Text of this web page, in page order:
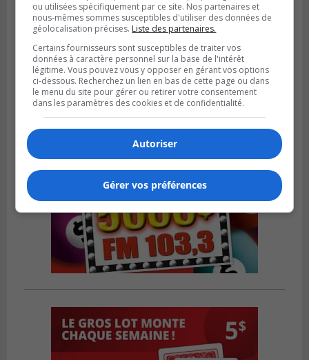
LA PRAIRIE
Publié le 5 août 2026 à 11h59
La Prairie loue des espaces de glace
jusqu’en avril 2027
ou utilisées spécifiquement par ce site. Nos partenaires et
nous-mêmes sommes susceptibles d'utiliser des données de
géolocalisation précises. Liste des partenaires.
Certains fournisseurs sont susceptibles de traiter vos
données à caractère personnel sur la base de l'intérêt
légitime. Vous pouvez vous y opposer en gérant vos options
ci-dessous. Recherchez un lien en bas de cette page ou dans
le menu du site pour gérer ou retirer votre consentement
dans les paramètres des cookies et de confidentialité.
Autoriser
Gérer vos préférences